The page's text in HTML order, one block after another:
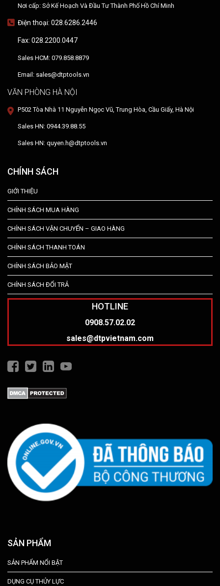
Nơi cấp: Sở Kế Hoạch Và Đầu Tư Thành Phố Hồ Chí Minh
Điện thoại: 028.6286.2446
Fax: 028.2200.0447
Sales HCM: 079.858.8879
Email: sales@dtptools.vn
VĂN PHÒNG HÀ NỘI
P502 Tòa Nhà 11 Nguyễn Ngọc Vũ, Trung Hòa, Cầu Giấy, Hà Nội
Sales HN: 0944.39.88.55
Sales HN: quyen.h@dtptools.vn
CHÍNH SÁCH
GIỚI THIỆU
CHÍNH SÁCH MUA HÀNG
CHÍNH SÁCH VẬN CHUYỂN – GIAO HÀNG
CHÍNH SÁCH THANH TOÁN
CHÍNH SÁCH BẢO MẬT
CHÍNH SÁCH ĐỔI TRẢ
HOTLINE
0908.57.02.02
sales@dtpvietnam.com
SẢN PHẨM
SẢN PHẨM NỔI BẬT
DỤNG CỤ THỦY LỰC